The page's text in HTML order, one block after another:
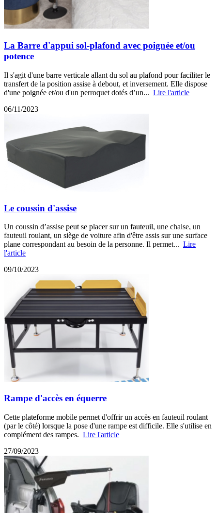
La Barre d'appui sol-plafond avec poignée et/ou
potence
Il s'agit d'une barre verticale allant du sol au plafond pour faciliter le
transfert de la position assise à debout, et inversement. Elle dispose
d'une poignée et/ou d'un perroquet dotés d’un... Lire l'article
06/11/2023
Le coussin d'assise
Un coussin d’assise peut se placer sur un fauteuil, une chaise, un
fauteuil roulant, un siège de voiture afin d'être assis sur une surface
plane correspondant au besoin de la personne. Il permet... Lire
l'article
09/10/2023
Rampe d'accès en équerre
Cette plateforme mobile permet d'offrir un accès en fauteuil roulant
(par le côté) lorsque la pose d'une rampe est difficile. Elle s'utilise en
complément des rampes. Lire l'article
27/09/2023